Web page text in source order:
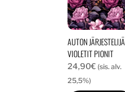
AUTON JÄRJESTELIJÄ
VIOLETIT PIONIT
24,90€ (sis. alv.
25,5%)